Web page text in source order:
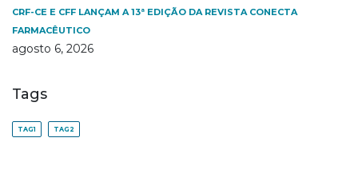
CRF-CE E CFF LANÇAM A 13ª EDIÇÃO DA REVISTA CONECTA
FARMACÊUTICO
agosto 6, 2026
Tags
TAG1 TAG2